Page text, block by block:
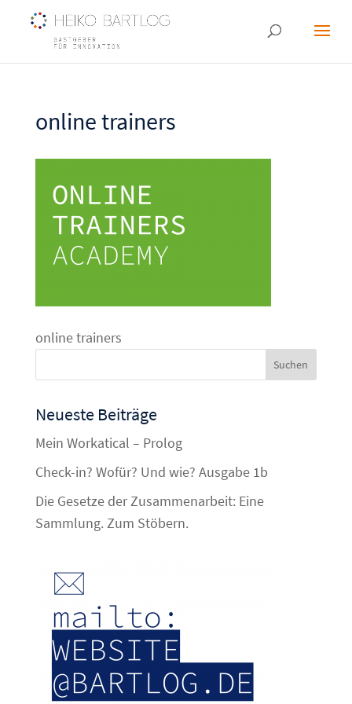
online trainers
online trainers
Neueste Beiträge
Mein Workatical – Prolog
Check-in? Wofür? Und wie? Ausgabe 1b
Die Gesetze der Zusammenarbeit: Eine
Sammlung. Zum Stöbern.